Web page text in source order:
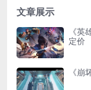
文章展示
《
定价
《